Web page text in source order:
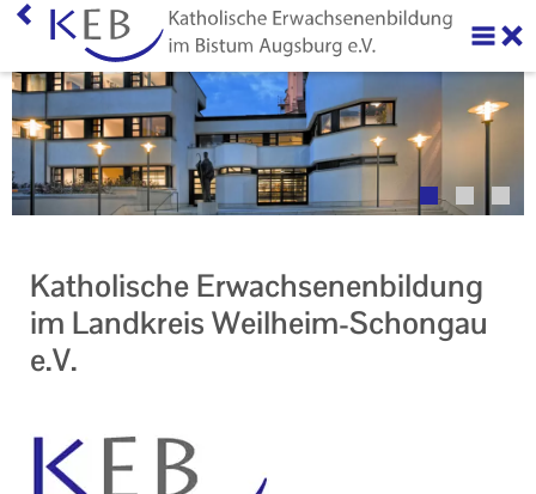
Katholische Erwachsenenbildung
im Landkreis Weilheim-​Schongau
e.V.
Home
Über uns
Neuigkeiten
Ihr Kontakt zu uns
AGB
Impressum